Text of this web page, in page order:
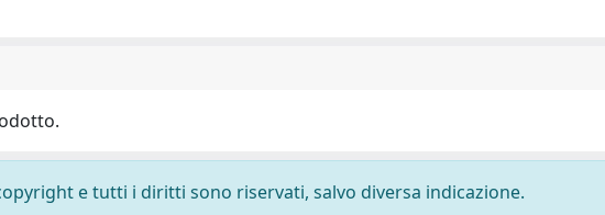
e tutti i diritti sono riservati, salvo diversa indicazione.